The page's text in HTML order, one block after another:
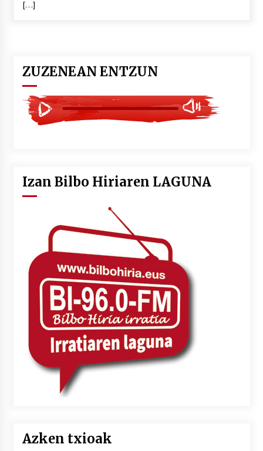
da
2026/07/07
2026/07/03
SOINUGELA: Paul McCartney eta Ringo Starr-en
lan berriak
2026/07/03
MUSIBLA #297: Bide, Boards Of Canada, Somak,
Tiga, Twisted Teens, Underscores, Habia
2026/07/02
[…]
ZUZENEAN ENTZUN
Izan Bilbo Hiriaren LAGUNA
Azken txioak